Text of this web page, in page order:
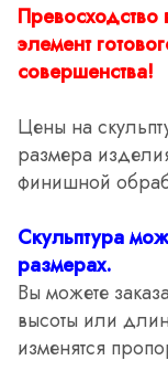
элемент
совершенства!
Цены на
размера
финишной
Скульптура
размерах.
Вы можете
высоты или
изменятся